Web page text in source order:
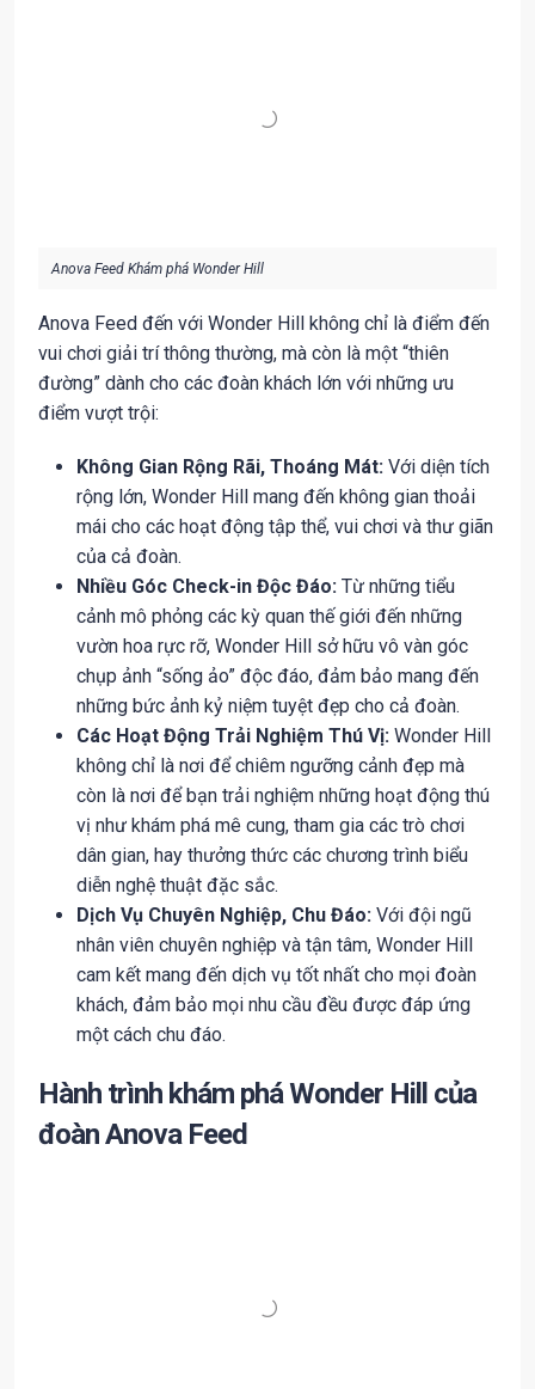
Anova Feed Khám phá Wonder Hill
Anova Feed đến với Wonder Hill không chỉ là điểm đến
vui chơi giải trí thông thường, mà còn là một “thiên
đường” dành cho các đoàn khách lớn với những ưu
điểm vượt trội:
Không Gian Rộng Rãi, Thoáng Mát: Với diện tích
rộng lớn, Wonder Hill mang đến không gian thoải
mái cho các hoạt động tập thể, vui chơi và thư giãn
của cả đoàn.
Nhiều Góc Check-in Độc Đáo: Từ những tiểu
cảnh mô phỏng các kỳ quan thế giới đến những
vườn hoa rực rỡ, Wonder Hill sở hữu vô vàn góc
chụp ảnh “sống ảo” độc đáo, đảm bảo mang đến
những bức ảnh kỷ niệm tuyệt đẹp cho cả đoàn.
Các Hoạt Động Trải Nghiệm Thú Vị: Wonder Hill
không chỉ là nơi để chiêm ngưỡng cảnh đẹp mà
còn là nơi để bạn trải nghiệm những hoạt động thú
vị như khám phá mê cung, tham gia các trò chơi
dân gian, hay thưởng thức các chương trình biểu
diễn nghệ thuật đặc sắc.
Dịch Vụ Chuyên Nghiệp, Chu Đáo: Với đội ngũ
nhân viên chuyên nghiệp và tận tâm, Wonder Hill
cam kết mang đến dịch vụ tốt nhất cho mọi đoàn
khách, đảm bảo mọi nhu cầu đều được đáp ứng
một cách chu đáo.
Hành trình khám phá Wonder Hill của
đoàn Anova Feed